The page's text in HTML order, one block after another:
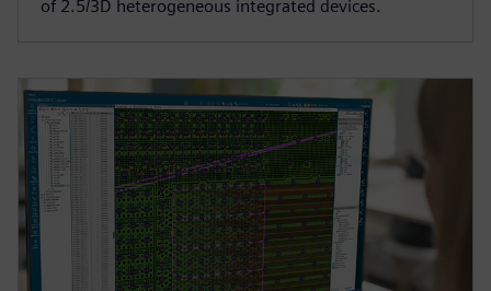
of 2.5/3D heterogeneous integrated devices.